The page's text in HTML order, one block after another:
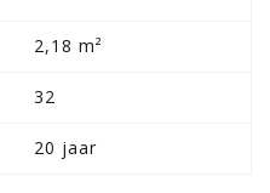
2,18 m²
32
20 jaar